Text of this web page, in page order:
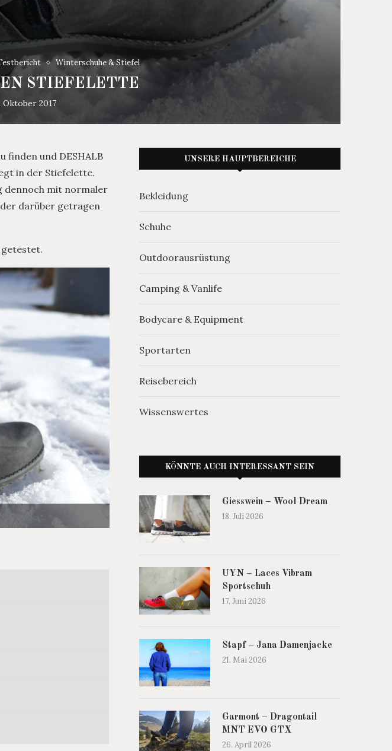
Winterschuhe & Stiefel
STIEFELETTE
Oktober 2017
finden und DESHALB
in der Stiefelette.
dennoch mit normaler
darüber getragen
UNSERE HAUPTBEREICHE
Bekleidung
Schuhe
Outdoorausrüstung
Camping & Vanlife
Bodycare & Equipment
Sportarten
Reisebereich
Wissenswertes
KÖNNTE AUCH INTERESSANT SEIN
Giesswein – Wool Dream
18. Juli 2026
UYN – Laces Vibram
Sportschuh
17. Juni 2026
Stapf – Jana Damenjacke
21. Mai 2026
Garmont – Dragontail
MNT EVO GTX
26. April 2026